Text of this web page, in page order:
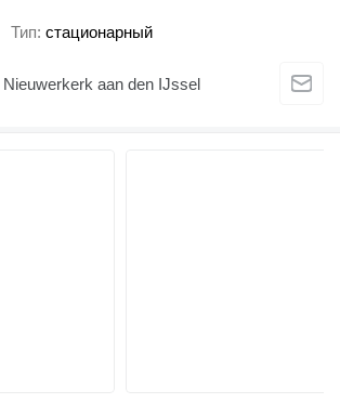
Тип стационарный
aan den IJssel